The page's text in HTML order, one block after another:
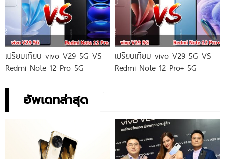
เปรียบเทียบ vivo V29 5G VS
Redmi Note 12 Pro 5G
เปรียบเทียบ vivo V29 5G VS
Redmi Note 12 Pro+ 5G
อัพเดทล่าสุด